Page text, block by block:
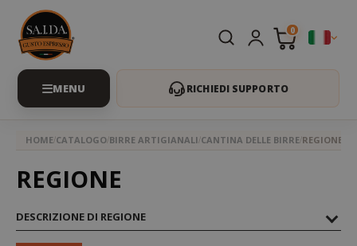
0
RICHIEDI SUPPORTO
HOME CATALOGO BIRRE ARTIGIANALI CANTINA DELLE BIRRE REGIONE
REGIONE
DESCRIZIONE DI REGIONE